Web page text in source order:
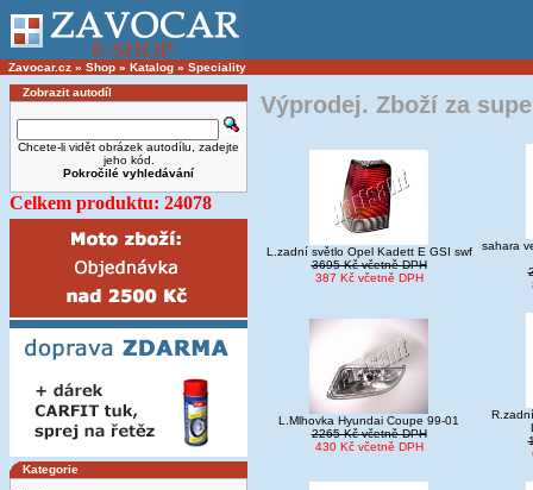
Zavocar.cz » Shop » Katalog » Speciality
Zobrazit autodíl
Chcete-li vidět obrázek autodílu, zadejte
jeho kód.
Pokročilé vyhledávání
Celkem produktu: 24078
Kategorie
Výprodej. Zboží za
L.zadní světlo Opel Kadett E GSI swf
3695 Kč včetně DPH
387 Kč včetně DPH
sahara
L.Mlhovka Hyundai Coupe 99-01
2265 Kč včetně DPH
430 Kč včetně DPH